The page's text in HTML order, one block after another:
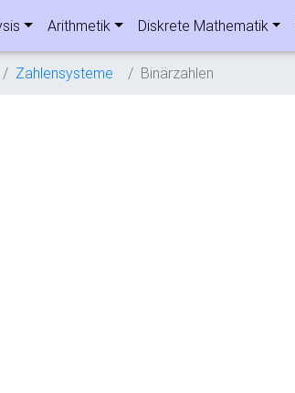
Arithmetik Diskrete Mathematik
Zahlensysteme Binärzahlen